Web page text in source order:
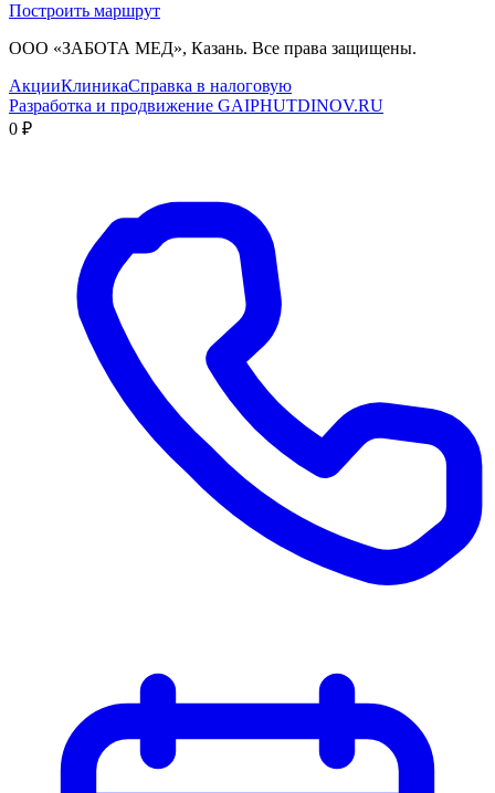
Построить маршрут
ООО «ЗАБОТА МЕД», Казань. Все права защищены.
АкцииКлиникаСправка в налоговую
Разработка и продвижение GAIPHUTDINOV.RU
0 ₽